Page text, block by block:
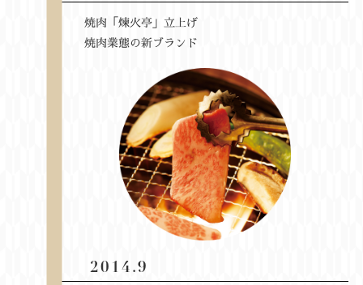
焼肉「煉火亭」立上げ
焼肉業態の新ブランド
2014.9